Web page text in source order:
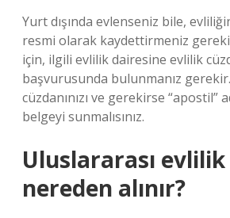
Yurt dışında evlenseniz bile,
resmi olarak kaydettirmeniz
için, ilgili evlilik dairesine evlilik
başvurusunda bulunmanız
cüzdanınızı ve gerekirse “apostil”
belgeyi sunmalısınız.
Uluslararası
nereden alınır?